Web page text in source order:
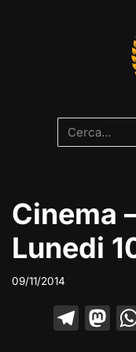
Cinema
Lunedi
09/11/2014
T M